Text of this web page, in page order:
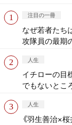
注目の一冊
なぜ若者た
攻隊員の最期
人生
イチローの目
でもないとこ
人生
《羽生善治×